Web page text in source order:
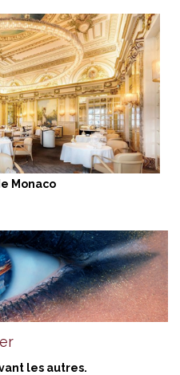
Monaco
les autres.